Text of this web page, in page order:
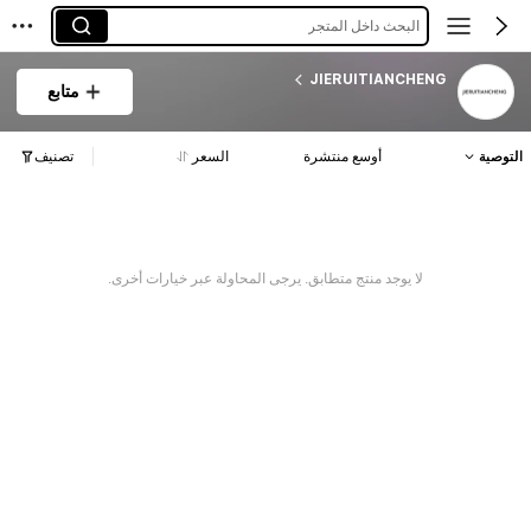
البحث داخل المتجر
JIERUITIANCHENG
متابع
التوصية أوسع منتشرة السعر تصنيف
لا يوجد منتج متطابق. يرجى المحاولة عبر خيارات أخرى.